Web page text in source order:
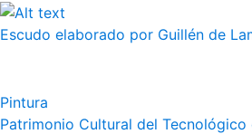
Escudo elaborado por Guillén de
Pintura
Patrimonio Cultural del